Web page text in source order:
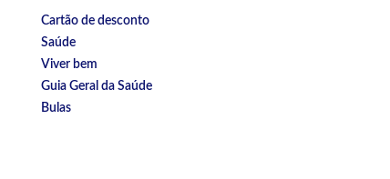
Cartão de desconto
Saúde
Viver bem
Guia Geral da Saúde
Bulas